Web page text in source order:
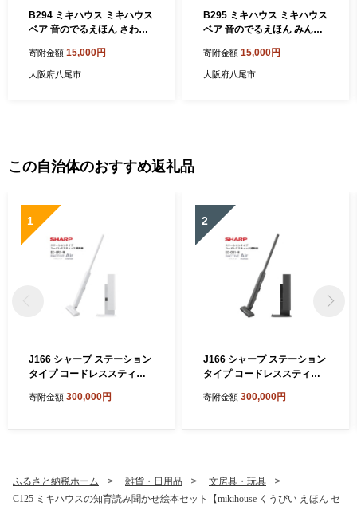
B294 ミキハウス ミキハウス
ベア 音のでるえほん さわっ
本 しかけ絵本 音のでる絵本
赤ちゃん 出産 子供 英語 中国
寄附金額 15,000円
大阪府八尾市
B295 ミキハウス ミキハウス
ベア 音のでるえほん みんな
のでる絵本 おうたえほん 絵
本 しかけ絵本 赤ちゃん 出産
寄附金額 15,000円
大阪府八尾市
この自治体のおすすめ返礼品
1
J166 シャープ ステーション
タイプ コードレススティッ
ト系)【シャープ 電化製品 家
吸引力 絡まない ハンディ 新
生活 正規品 大阪府 八尾市 返
礼品】
寄附金額 300,000円
2
J166 シャープ ステーション
タイプ コードレススティッ
系)【シャープ 電化製品 家電
引力 絡まない ハンディ 新生
活 正規品 大阪府 八尾市 返礼
品】
寄附金額 300,000円
ふるさと納税ホーム 雑貨・日用品
文房具・玩具
C125 ミキハウスの知育読み聞かせ絵本セット【mikihouse くうぴい えほん セ